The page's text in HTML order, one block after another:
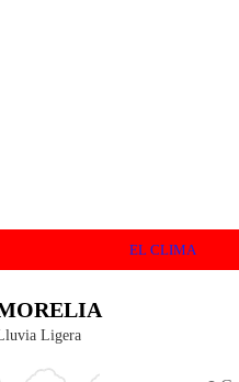
EL CLIMA
Ligera